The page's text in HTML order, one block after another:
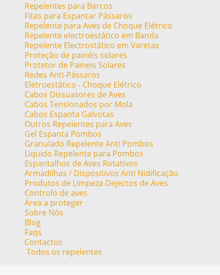
Repelentes para Barcos
Fitas para Espantar Pássaros
Repelente para Aves de Choque Elétrico
Repelente electroestático em Banda
Repelente Electrostático em Varetas
Proteção de painéis solares
Protetor de Paineis Solares
Redes Anti-Pássaros
Eletroestático - Choque Elétrico
Cabos Dissuasores de Aves
Cabos Tensionados por Mola
Cabos Espanta Gaivotas
Outros Repelentes para Aves
Gel Espanta Pombos
Granulado Repelente Anti Pombos
Liquido Repelente para Pombos
Espantalhos de Aves Rotativos
Armadilhas / Dispositivos Anti Nidificação
Produtos de Limpeza Dejectos de Aves
Controlo de aves
Área a proteger
Sobre Nós
Blog
Faqs
Contactos
Todos os repelentes